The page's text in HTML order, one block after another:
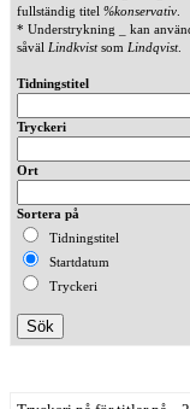
fullständig titel %konservativ
* Understrykning _ kan
såväl Lindkvistsom Lindqvist.
Tidningstitel
Tryckeri
Ort
Sortera på
Tidningstitel
Startdatum
Tryckeri